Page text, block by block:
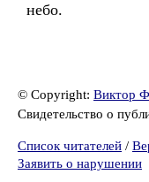
небо.
© Copyright: Виктор
Свидетельство о
Список читателей /
Заявить о нарушении